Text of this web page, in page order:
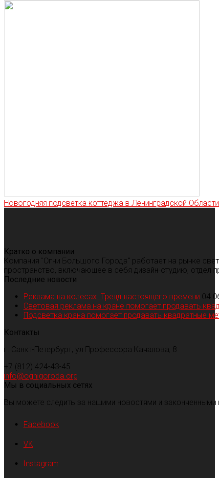
Новогодняя подсветка коттеджа в Ленинградской Области
Кратко о компании
Компания "Огни Большого Города" работает на рынке
пространство, включающее в себя дизайн-студию, отдел
Последние новости
Реклама на колесах. Тренд настоящего времени
Световая реклама на кране помогает продавать
Подсветка крана помогает продавать квадратные
Контакты
г. Санкт-Петербург, ул Профессора Качалова, 8
+7 (812) 424-43-45
info@ognigoroda.org
Мы в социальных сетях
Вы можете следить за нашими новостями и
Facebook
VK
Instagram